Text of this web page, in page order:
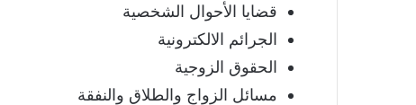
قضايا الأحوال الشخصية
الجرائم الالكترونية
الحقوق الزوجية
مسائل الزواج والطلاق والنفقة